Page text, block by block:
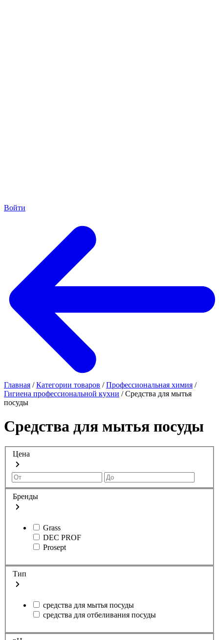
Войти
Главная / Категории товаров / Профессиональная химия /
Гигиена профессиональной кухни / Средства для мытья
посуды
Средства для мытья посуды
Цена
Бренды
Grass
DEC PROF
Prosept
Тип
средства для мытья посуды
средства для отбеливания посуды